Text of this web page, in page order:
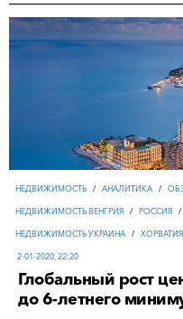
НЕДВИЖИМОСТЬ / АНАЛИТИКА /
НЕДВИЖИМОСТЬ ВЕНГРИЯ / РОССИЯ /
НЕДВИЖИМОСТЬ УКРАИНА / ХОРВАТИЯ
2-01-2020, 22:20
Глобальный рост
до 6-летнего